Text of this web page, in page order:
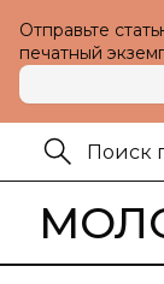
Отправьте
печатный